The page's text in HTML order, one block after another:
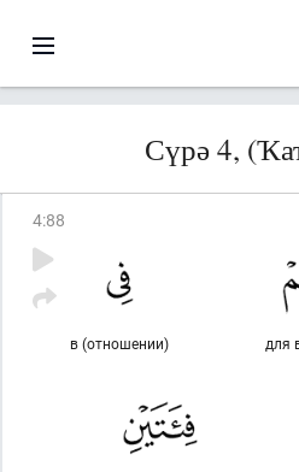
Сүрә 4,
4:88
для
в (отношении)